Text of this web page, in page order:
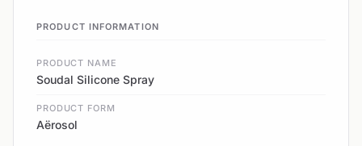
PRODUCT INFORMATION
PRODUCT NAME
Soudal Silicone Spray
PRODUCT FORM
Aërosol